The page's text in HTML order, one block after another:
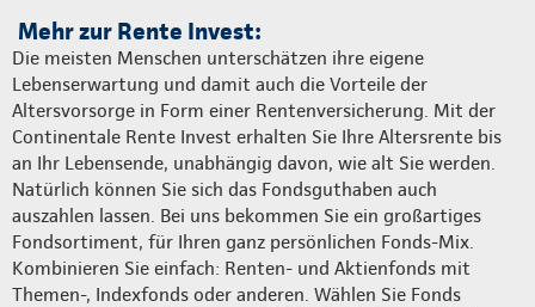
Mehr zur Rente Invest:
Die meisten Menschen unterschätzen ihre eigene
Lebenserwartung und damit auch die Vorteile der
Altersvorsorge in Form einer Rentenversicherung. Mit der
Continentale Rente Invest erhalten Sie Ihre Altersrente bis
an Ihr Lebensende, unabhängig davon, wie alt Sie werden.
Natürlich können Sie sich das Fondsguthaben auch
auszahlen lassen. Bei uns bekommen Sie ein großartiges
Fondsortiment, für Ihren ganz persönlichen Fonds-Mix.
Kombinieren Sie einfach: Renten- und Aktienfonds mit
Themen-, Indexfonds oder anderen. Wählen Sie Fonds